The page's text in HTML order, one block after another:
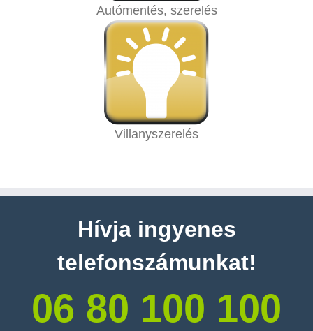
Autómentés, szerelés
Villanyszerelés
Hívja ingyenes
telefonszámunkat!
06 80 100 100